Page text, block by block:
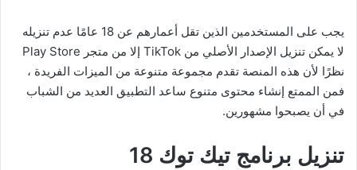
يجب على المستخدمين الذين تقل أعمارهم عن 18 عامًا عدم تنزيله
لا يمكن تنزيل الإصدار الأصلي من TikTok إلا من متجر Play Store
نظرًا لأن هذه المنصة تقدم مجموعة متنوعة من الميزات الفريدة ،
فمن الممتع إنشاء محتوى متنوع ساعد التطبيق العديد من الشباب
في أن يصبحوا مشهورين.
تنزيل برنامج تيك توك 18